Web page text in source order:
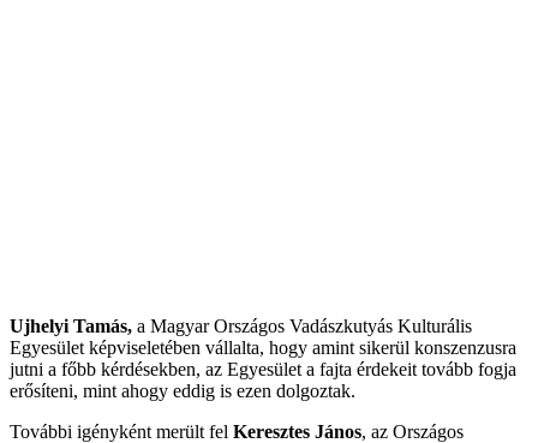
Ujhelyi Tamás, a Magyar Országos Vadászkutyás Kulturális
Egyesület képviseletében vállalta, hogy amint sikerül konszenzusra
jutni a főbb kérdésekben, az Egyesület a fajta érdekeit tovább fogja
erősíteni, mint ahogy eddig is ezen dolgoztak.
További igényként merült fel Keresztes János, az Országos